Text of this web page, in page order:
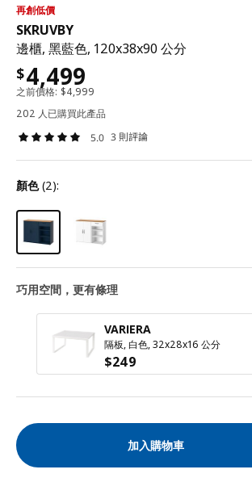
再創低價
SKRUVBY
邊櫃, 黑藍色, 120x38x90 公分
$4,499
之前價格: $4,999
202 人已購買此產品
5.0 3 則評論
顏色(2):
巧用空間，更有條理
VARIERA
隔板, 白色, 32x28x16 公分
$249
加入購物車